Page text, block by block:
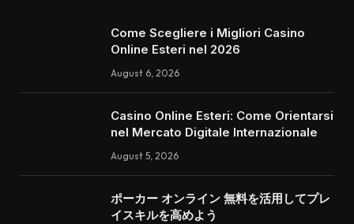
Come Scegliere i Migliori Casino
Online Esteri nel 2026
August 6, 2026
Casino Online Esteri: Come Orientarsi
nel Mercato Digitale Internazionale
August 5, 2026
ポーカー オンライン 無料を活用してプレ
イスキルを高めよう